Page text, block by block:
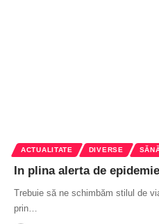
ACTUALITATE DIVERSE
In plina alerta de
Trebuie să ne schimbăm stilul de
prin